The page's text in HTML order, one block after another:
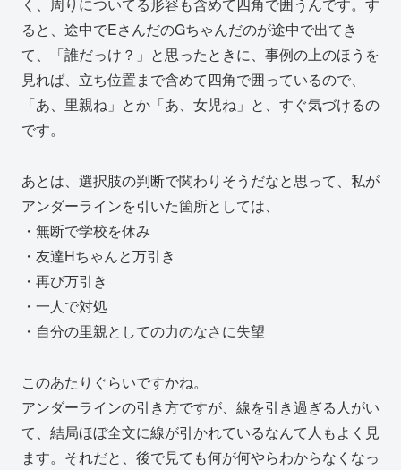
く、周りについてる形容も含めて四角で囲うんです。す
ると、途中でEさんだのGちゃんだのが途中で出てき
て、「誰だっけ？」と思ったときに、事例の上のほうを
見れば、立ち位置まで含めて四角で囲っているので、
「あ、里親ね」とか「あ、女児ね」と、すぐ気づけるの
です。
あとは、選択肢の判断で関わりそうだなと思って、私が
アンダーラインを引いた箇所としては、
・無断で学校を休み
・友達Hちゃんと万引き
・再び万引き
・一人で対処
・自分の里親としての力のなさに失望
このあたりぐらいですかね。
アンダーラインの引き方ですが、線を引き過ぎる人がい
て、結局ほぼ全文に線が引かれているなんて人もよく見
ます。それだと、後で見ても何が何やらわからなくなっ